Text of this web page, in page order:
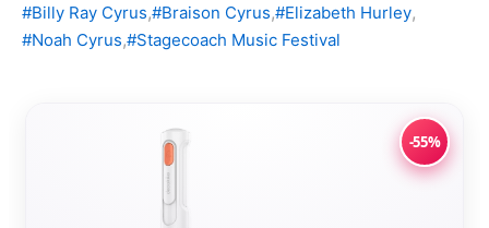
#Billy Ray Cyrus,#Braison Cyrus,#Elizabeth Hurley,
#Noah Cyrus,#Stagecoach Music Festival
-55%